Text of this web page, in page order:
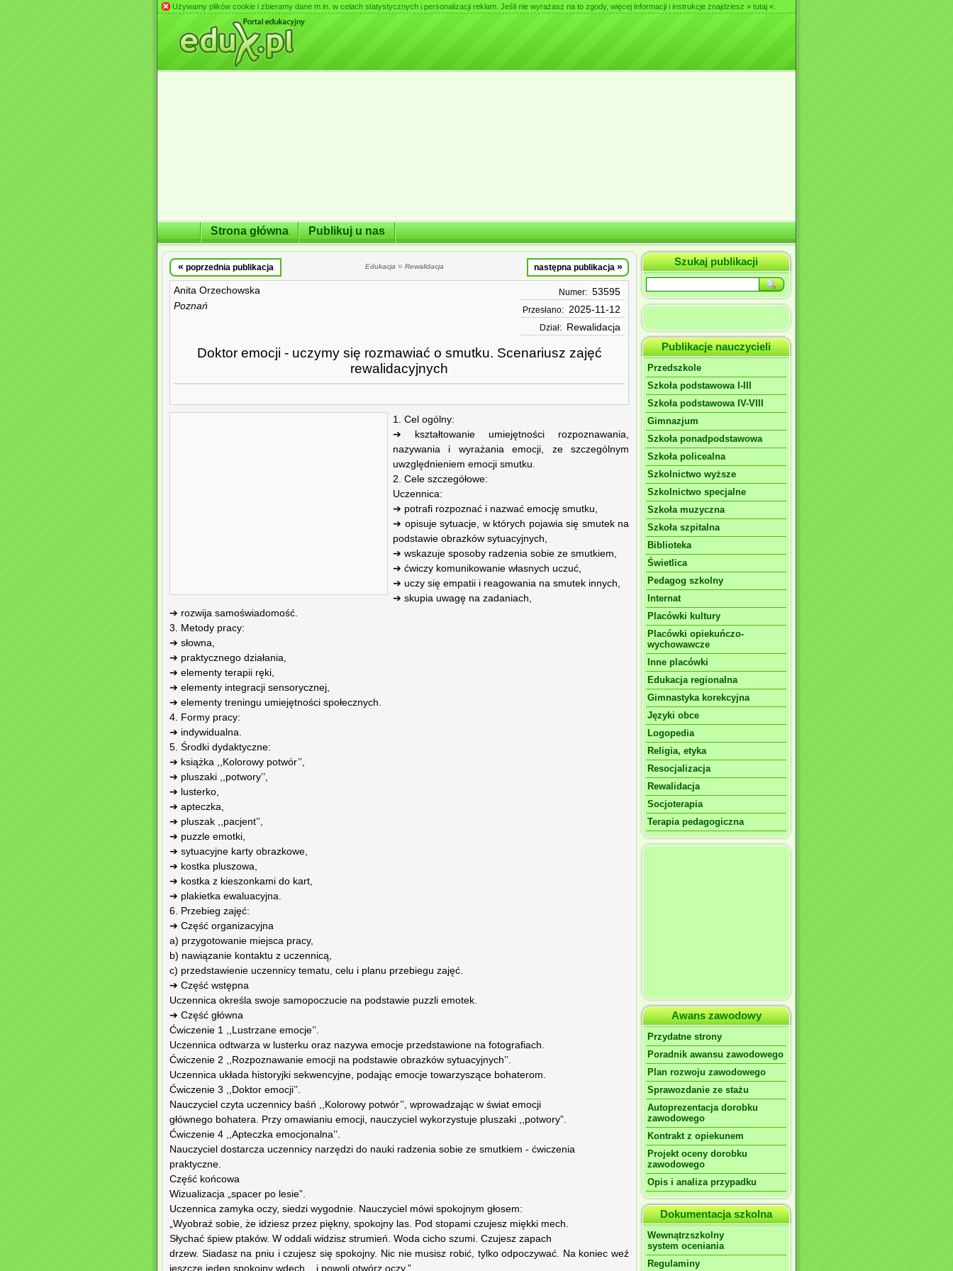
Używamy plików cookie i zbieramy dane m.in. w celach statystycznych i personalizacji reklam. Jeśli nie wyrażasz na to zgody, więcej informacji i instrukcje znajdziesz » tutaj «
Strona główna Publikuj u nas
« poprzednia publikacja Edukacja » Rewalidacja następna publikacja »
Anita Orzechowska
Poznań
Numer: 53595
Przesłano: 2025-11-12
Dział: Rewalidacja
Doktor emocji - uczymy się rozmawiać o smutku. Scenariusz zajęć
rewalidacyjnych
1. Cel ogólny:
➔ kształtowanie umiejętności rozpoznawania,
nazywania i wyrażania emocji, ze szczególnym
uwzględnieniem emocji smutku.
2. Cele szczegółowe:
Uczennica:
➔ potrafi rozpoznać i nazwać emocję smutku,
➔ opisuje sytuacje, w których pojawia się smutek na
podstawie obrazków sytuacyjnych,
➔ wskazuje sposoby radzenia sobie ze smutkiem,
➔ ćwiczy komunikowanie własnych uczuć,
➔ uczy się empatii i reagowania na smutek innych,
➔ skupia uwagę na zadaniach,
➔ rozwija samoświadomość.
3. Metody pracy:
➔ słowna,
➔ praktycznego działania,
➔ elementy terapii ręki,
➔ elementy integracji sensorycznej,
➔ elementy treningu umiejętności społecznych.
4. Formy pracy:
➔ indywidualna.
5. Środki dydaktyczne:
➔ książka ,,Kolorowy potwór’’,
➔ pluszaki ,,potwory’’,
➔ lusterko,
➔ apteczka,
➔ pluszak ,,pacjent’’,
➔ puzzle emotki,
➔ sytuacyjne karty obrazkowe,
➔ kostka pluszowa,
➔ kostka z kieszonkami do kart,
➔ plakietka ewaluacyjna.
6. Przebieg zajęć:
➔ Część organizacyjna
a) przygotowanie miejsca pracy,
b) nawiązanie kontaktu z uczennicą,
c) przedstawienie uczennicy tematu, celu i planu przebiegu zajęć.
➔ Część wstępna
Uczennica określa swoje samopoczucie na podstawie puzzli emotek.
➔ Część główna
Ćwiczenie 1 ,,Lustrzane emocje’’.
Uczennica odtwarza w lusterku oraz nazywa emocje przedstawione na fotografiach.
Ćwiczenie 2 ,,Rozpoznawanie emocji na podstawie obrazków sytuacyjnych’’.
Uczennica układa historyjki sekwencyjne, podając emocje towarzyszące bohaterom.
Ćwiczenie 3 ,,Doktor emocji’’.
Nauczyciel czyta uczennicy baśń ,,Kolorowy potwór’’, wprowadzając w świat emocji
głównego bohatera. Przy omawianiu emocji, nauczyciel wykorzystuje pluszaki ,,potwory”.
Ćwiczenie 4 ,,Apteczka emocjonalna’’.
Nauczyciel dostarcza uczennicy narzędzi do nauki radzenia sobie ze smutkiem - ćwiczenia
praktyczne.
Część końcowa
Wizualizacja „spacer po lesie”.
Uczennica zamyka oczy, siedzi wygodnie. Nauczyciel mówi spokojnym głosem:
„Wyobraź sobie, że idziesz przez piękny, spokojny las. Pod stopami czujesz miękki mech.
Słychać śpiew ptaków. W oddali widzisz strumień. Woda cicho szumi. Czujesz zapach
drzew. Siadasz na pniu i czujesz się spokojny. Nic nie musisz robić, tylko odpoczywać. Na koniec weź
jeszcze jeden spokojny wdech... i powoli otwórz oczy.”
Szukaj publikacji
Publikacje nauczycieli
Przedszkole
Szkoła podstawowa I-III
Szkoła podstawowa IV-VIII
Gimnazjum
Szkoła ponadpodstawowa
Szkoła policealna
Szkolnictwo wyższe
Szkolnictwo specjalne
Szkoła muzyczna
Szkoła szpitalna
Biblioteka
Świetlica
Pedagog szkolny
Internat
Placówki kultury
Placówki opiekuńczo-
wychowawcze
Inne placówki
Edukacja regionalna
Gimnastyka korekcyjna
Języki obce
Logopedia
Religia, etyka
Resocjalizacja
Rewalidacja
Socjoterapia
Terapia pedagogiczna
Awans zawodowy
Przydatne strony
Poradnik awansu zawodowego
Plan rozwoju zawodowego
Sprawozdanie ze stażu
Autoprezentacja dorobku
zawodowego
Kontrakt z opiekunem
Projekt oceny dorobku
zawodowego
Opis i analiza przypadku
Dokumentacja szkolna
Wewnątrzszkolny
system oceniania
Regulaminy